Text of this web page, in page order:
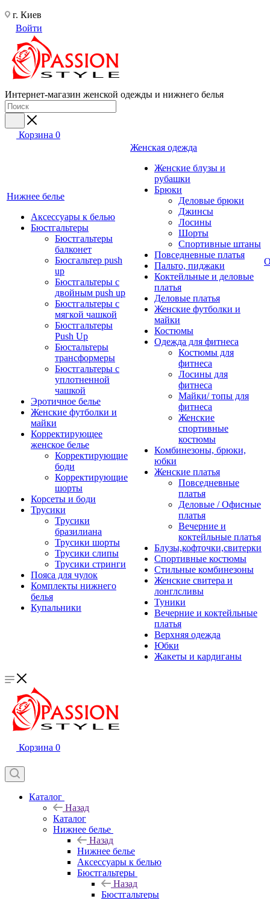
г. Киев
Войти
Интернет-магазин женской одежды и нижнего белья
Корзина 0
Нижнее белье
Аксессуары к белью
Бюстгальтеры
Бюстгальтеры
балконет
Бюсгальтер push
up
Бюстгальтеры с
двойным push up
Бюстгальтеры с
мягкой чашкой
Бюстгальтеры
Push Up
Бюстальтеры
трансформеры
Бюстгальтеры с
уплотненной
чашкой
Эротичное белье
Женские футболки и
майки
Корректирующее
женское белье
Корректирующие
боди
Корректирующие
шорты
Корсеты и боди
Трусики
Трусики
бразилиана
Трусики шорты
Трусики слипы
Трусики стринги
Пояса для чулок
Комплекты нижнего
белья
Купальники
Женская одежда
Женские блузы и
рубашки
Брюки
Деловые брюки
Джинсы
Лосины
Шорты
Спортивные штаны
Повседневные платья
Пальто, пиджаки
Коктейльные и деловые
платья
Деловые платья
Женские футболки и
майки
Костюмы
Одежда для фитнеса
Костюмы для
фитнеса
Лосины для
фитнеса
Майки/ топы для
фитнеса
Женские
спортивные
костюмы
Комбинезоны, брюки,
юбки
Женские платья
Повседневные
платья
Деловые / Офисные
платья
Вечерние и
коктейльные платья
Блузы,кофточки,свитерки
Спортивные костюмы
Стильные комбинезоны
Женские свитера и
лонглсливы
Туники
Вечерние и коктейльные
платья
Верхняя одежда
Юбки
Жакеты и кардиганы
Корзина 0
Каталог
Назад
Каталог
Нижнее белье
Назад
Нижнее белье
Аксессуары к белью
Бюстгальтеры
Назад
Бюстгальтеры